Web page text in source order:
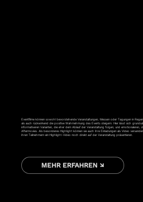
Eventfilme können sowohl bevorstehende Veranstaltungen, Messen oder Tagungen in
als auch rückwirkend die positive Wahrnehmung des Events steigern. Hier lässt sich
informativeren Varianten, die eher dem Ablauf der Veranstaltung folgen, und emotionaleren,
Aftermovies. Als besonderes Highlight können sie auch ihre Einladungen als Video
ihren Teilnehmern ein Highlight-Video noch direkt auf der Veranstaltung präsentieren.
MEHR ERFAHREN ↘